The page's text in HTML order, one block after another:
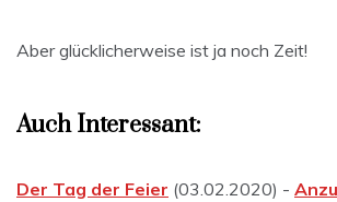
Aber glücklicherweise ist ja noch Zeit!
Auch Interessant:
Der Tag der Feier (03.02.2020) -